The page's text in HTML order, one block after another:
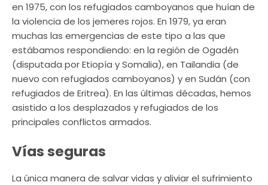
en 1975, con los refugiados camboyanos que huían de
la violencia de los jemeres rojos. En 1979, ya eran
muchas las emergencias de este tipo a las que
estábamos respondiendo: en la región de Ogadén
(disputada por Etiopía y Somalia), en Tailandia (de
nuevo con refugiados camboyanos) y en Sudán (con
refugiados de Eritrea). En las últimas décadas, hemos
asistido a los desplazados y refugiados de los
principales conflictos armados.
Vías seguras
La única manera de salvar vidas y aliviar el sufrimiento